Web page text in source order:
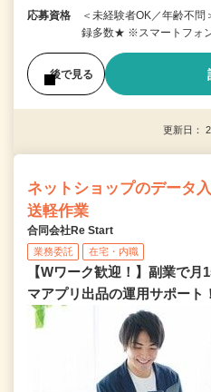
応募資格
＜未経験者OK／年齢不
録多数★ ※スマートフォ
後で見る
更新日：
ネットショップのデータ
送軽作業
合同会社Re Start
業務委託 在宅・内職
【Wワーク歓迎！】副業で
マアプリ出品の運用サポート